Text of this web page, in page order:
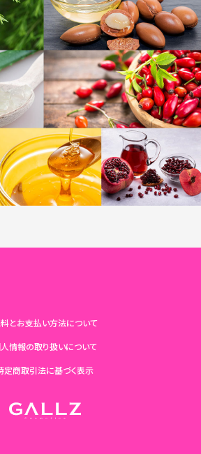
とお支払い方法について
情報の取り扱いについて
定商取引法に基づく表示